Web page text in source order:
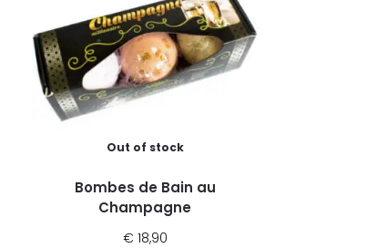
Out of stock
Bombes de Bain au
Champagne
€ 18,90